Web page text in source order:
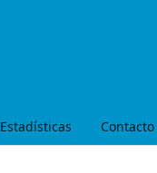
Estadísticas Contacto